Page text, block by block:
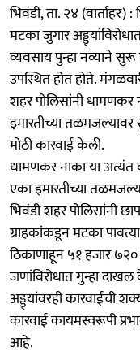
भिवंडी, ता. २४
मटका जुगार
व्यवसाय पुन्हा नव्याने सुरू
उपस्थित होत होते.
शहर पोलिसांनी धामणकर
इमारतीच्या
मोठी कारवाई केली.
धामणकर नाका या अत्यंत
एका इमारतीच्या
भिवंडी शहर पोलिसांनी
ग्राहकांकडून मटका
ठिकाणाहून ५१ हजार
जणांविरोधात गुन्हा
अड्ड्यांवरही कारवाईची
कारवाई कायमस्वरूपी
आहे.